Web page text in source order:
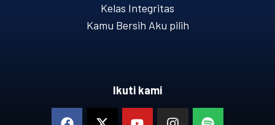
Kelas Integritas
Kamu Bersih Aku pilih
Ikuti kami